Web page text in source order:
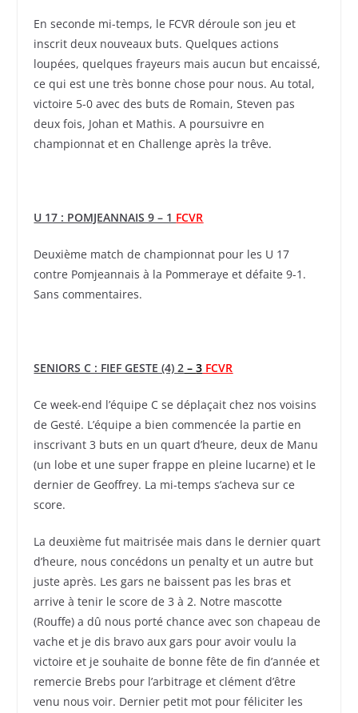
En seconde mi-temps, le FCVR déroule son jeu et
inscrit deux nouveaux buts. Quelques actions
loupées, quelques frayeurs mais aucun but encaissé,
ce qui est une très bonne chose pour nous. Au total,
victoire 5-0 avec des buts de Romain, Steven pas
deux fois, Johan et Mathis. A poursuivre en
championnat et en Challenge après la trêve.
U 17 : POMJEANNAIS 9 – 1 FCVR
Deuxième match de championnat pour les U 17
contre Pomjeannais à la Pommeraye et défaite 9-1.
Sans commentaires.
SENIORS C : FIEF GESTE (4) 2 –3 FCVR
Ce week-end l’équipe C se déplaçait chez nos voisins
de Gesté. L’équipe a bien commencée la partie en
inscrivant 3 buts en un quart d’heure, deux de Manu
(un lobe et une super frappe en pleine lucarne) et le
dernier de Geoffrey. La mi-temps s’acheva sur ce
score.
La deuxième fut maitrisée mais dans le dernier quart
d’heure, nous concédons un penalty et un autre but
juste après. Les gars ne baissent pas les bras et
arrive à tenir le score de 3 à 2. Notre mascotte
(Rouffe) a dû nous porté chance avec son chapeau de
vache et je dis bravo aux gars pour avoir voulu la
victoire et je souhaite de bonne fête de fin d’année et
remercie Brebs pour l’arbitrage et clément d’être
venu nous voir. Dernier petit mot pour féliciter les